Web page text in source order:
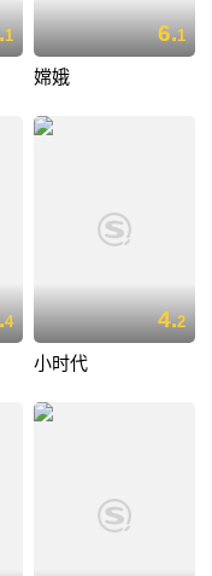
1 6.1
嫦娥
4 4.2
小时代